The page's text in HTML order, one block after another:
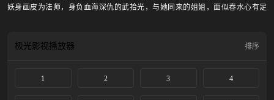
妖身画皮为法师，身负血海深仇的武拾光，与她同来的姐姐，面似春水心有足
而来，但他们背后的目的却各不相同，有人想要守护，有人为了杀戮。 在一次次
平，四人不得不在爱情、友情甚至是生命面前做出艰难的抉择和割舍，一次次努
极光影视播放器 排序
1 2 3 4